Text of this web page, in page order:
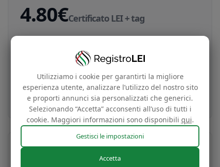
4.80€Certificato LEI + tag
e tag per il sito web gratuito basato sui dati del
Acquista ora
Utilizziamo i cookie per garantirti la migliore
esperienza utente, analizzare l’utilizzo del nostro sito
e proporti annunci sia personalizzati che generici.
Selezionando “Accetta” acconsenti all’uso di tutti i
cookie. Maggiori informazioni sono disponibili qui.
Gestisci le impostazioni
Accetta